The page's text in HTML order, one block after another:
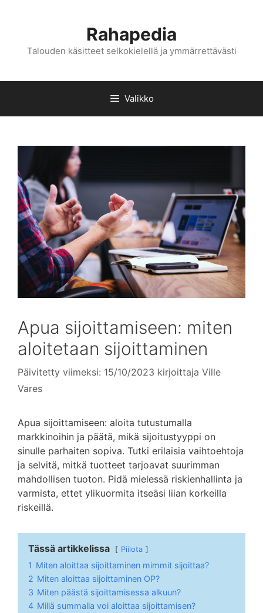
Rahapedia
Talouden käsitteet selkokielellä ja ymmärrettävästi
Valikko
Apua sijoittamiseen: miten
aloitetaan sijoittaminen
Päivitetty viimeksi: 15/10/2023 kirjoittaja Ville
Vares
Apua sijoittamiseen: aloita tutustumalla
markkinoihin ja päätä, mikä sijoitustyyppi on
sinulle parhaiten sopiva. Tutki erilaisia vaihtoehtoja
ja selvitä, mitkä tuotteet tarjoavat suurimman
mahdollisen tuoton. Pidä mielessä riskienhallinta ja
varmista, ettet ylikuormita itseäsi liian korkeilla
riskeillä.
Tässä artikkelissa Piilota
1 Miten aloittaa sijoittaminen mimmit sijoittaa?
2 Miten aloittaa sijoittaminen OP?
3 Miten päästä sijoittamisessa alkuun?
4 Millä summalla voi aloittaa sijoittamisen?